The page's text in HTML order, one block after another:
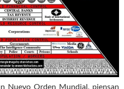
Nuevo Orden Mundial, piensan